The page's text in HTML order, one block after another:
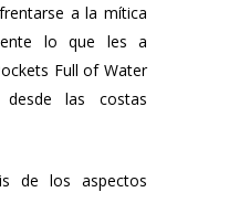
a la mítica
lo que les a
Full of Water
las costas
de los aspectos